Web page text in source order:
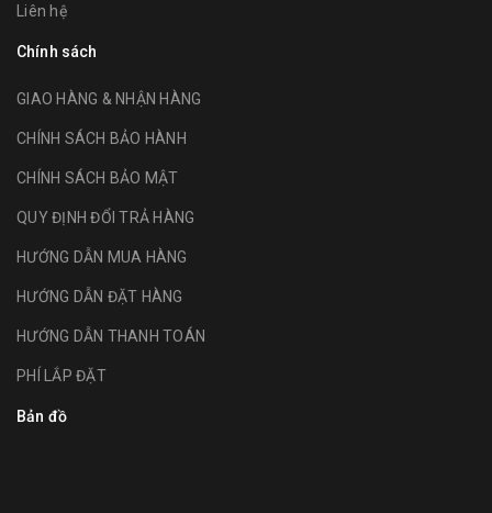
Liên hệ
Chính sách
GIAO HÀNG & NHẬN HÀNG
CHÍNH SÁCH BẢO HÀNH
CHÍNH SÁCH BẢO MẬT
QUY ĐỊNH ĐỔI TRẢ HÀNG
HƯỚNG DẪN MUA HÀNG
HƯỚNG DẪN ĐẶT HÀNG
HƯỚNG DẪN THANH TOÁN
PHÍ LẮP ĐẶT
Bản đồ